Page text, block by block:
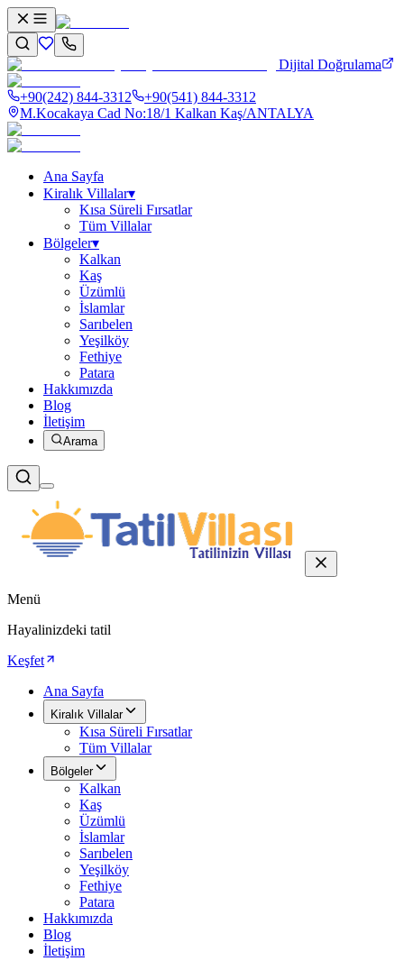
Dijital Doğrulama
+90(242) 844-3312
+90(541) 844-3312
M.Kocakaya Cad No:18/1 Kalkan Kaş/ANTALYA
Ana Sayfa
Kiralık Villalar▾
Kısa Süreli Fırsatlar
Tüm Villalar
Bölgeler▾
Kalkan
Kaş
Üzümlü
İslamlar
Sarıbelen
Yeşilköy
Fethiye
Patara
Hakkımızda
Blog
İletişim
Arama
Menü
Hayalinizdeki tatil
Keşfet
Ana Sayfa
Kiralık Villalar
Kısa Süreli Fırsatlar
Tüm Villalar
Bölgeler
Kalkan
Kaş
Üzümlü
İslamlar
Sarıbelen
Yeşilköy
Fethiye
Patara
Hakkımızda
Blog
İletişim